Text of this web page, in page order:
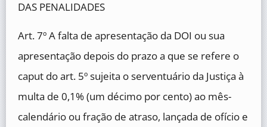
DAS PENALIDADES
Art. 7º A falta de apresentação da DOI ou sua
apresentação depois do prazo a que se refere o
caput do art. 5º sujeita o serventuário da Justiça à
multa de 0,1% (um décimo por cento) ao mês-
calendário ou fração de atraso, lançada de ofício e